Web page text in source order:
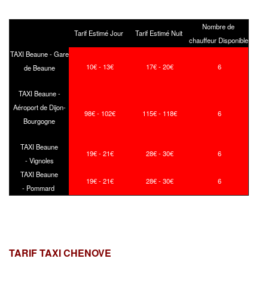
Tarif Estimé Jour Tarif Estimé Nuit
Nombre de
chauffeur Disponible
TAXI Beaune - Gare
de Beaune
10€ - 13€ 17€ - 20€ 6
TAXI Beaune -
Aéroport de Dijon-
Bourgogne
98€ - 102€ 115€ - 118€ 6
TAXI Beaune
- Vignoles
19€ - 21€ 28€ - 30€ 6
TAXI Beaune
- Pommard
19€ - 21€ 28€ - 30€ 6
TARIF TAXI CHENOVE